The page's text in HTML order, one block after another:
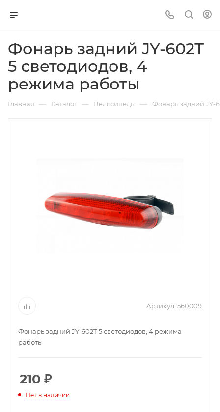
Фонарь задний JY-602Т
5 светодиодов, 4
режима работы
Главная — Каталог — Велосипеды — Фонарь задний JY-
Артикул: 560009
Фонарь задний JY-602Т 5 светодиодов, 4 режима
работы
210 ₽
Нет в наличии